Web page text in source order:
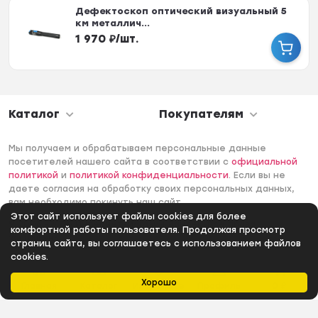
Хорошо
Этот сайт использует файлы cookies для более
комфортной работы пользователя. Продолжая просмотр
страниц сайта, вы соглашаетесь с использованием файлов
cookies.
Избранное
Дефектоскоп оптический визуальный 5
км металлич...
1 970 ₽/шт.
Каталог Покупателям
Мы получаем и обрабатываем персональные данные
посетителей нашего сайта в соответствии софициальной
политикой иполитикой конфиденциальности. Если вы не
даете согласия на обработку своих персональных данных,
вам необходимо покинуть наш сайт.
© 2006 -2026 Интернет-магазин Лантек. Все права
защищены.